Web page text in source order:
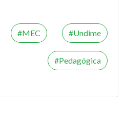
MEC Undime
Pedagógica